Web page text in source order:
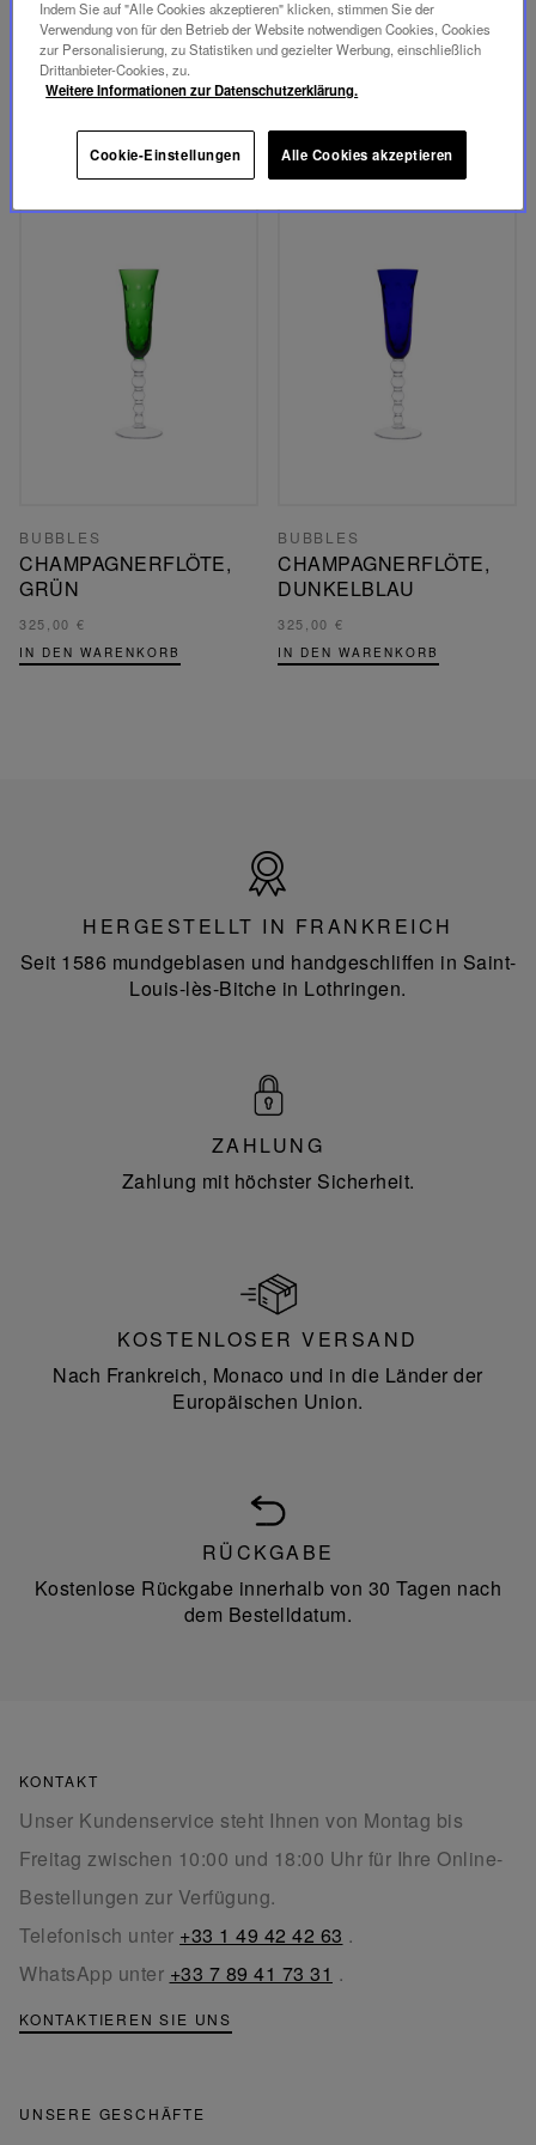
BUBBLES
CHAMPAGNERFLÖTE,
FLANELL-GRAU
325,00 €
BUBBLES
CHAMPAGNERFLÖTE,
ROT
325,00 €
BUBBLES
CHAMPAGNERFLÖTE,
GRÜN
325,00 €
IN DEN WARENKORB
BUBBLES
CHAMPAGNERFLÖTE,
DUNKELBLAU
325,00 €
IN DEN WARENKORB
Frankreich
HERGESTELLT IN FRANKREICH
Seit 1586 mundgeblasen und handgeschliffen in Saint-
Louis-lès-Bitche in Lothringen.
ZAHLUNG
Zahlung mit höchster Sicherheit.
KOSTENLOSER VERSAND
Nach Frankreich, Monaco und in die Länder der
Europäischen Union.
RÜCKGABE
Kostenlose Rückgabe innerhalb von 30 Tagen nach
dem Bestelldatum.
KONTAKT
Unser Kundenservice steht Ihnen von Montag bis
Freitag zwischen 10:00 und 18:00 Uhr für Ihre Online-
Bestellungen zur Verfügung.
Telefonisch unter +33 1 49 42 42 63 .
WhatsApp unter +33 7 89 41 73 31 .
KONTAKTIEREN SIE UNS
UNSERE GESCHÄFTE
Indem Sie auf "Alle Cookies akzeptieren" klicken, stimmen Sie der
Verwendung von für den Betrieb der Website notwendigen Cookies, Cookies
zur Personalisierung, zu Statistiken und gezielter Werbung, einschließlich
Drittanbieter-Cookies, zu.
Weitere Informationen zur Datenschutzerklärung.
Cookie-Einstellungen Alle Cookies akzeptieren